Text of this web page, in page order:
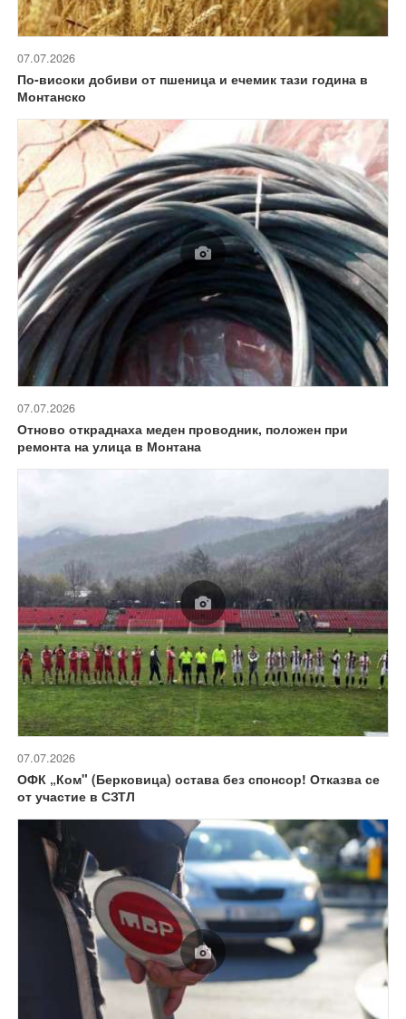
07.07.2026
По-високи добиви от пшеница и ечемик тази година в
Монтанско
07.07.2026
Отново откраднаха меден проводник, положен при
ремонта на улица в Монтана
07.07.2026
ОФК „Ком" (Берковица) остава без спонсор! Отказва се
от участие в СЗТЛ